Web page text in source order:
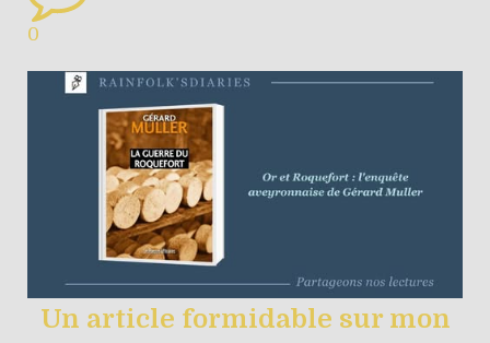
0
Un article formidable sur mon